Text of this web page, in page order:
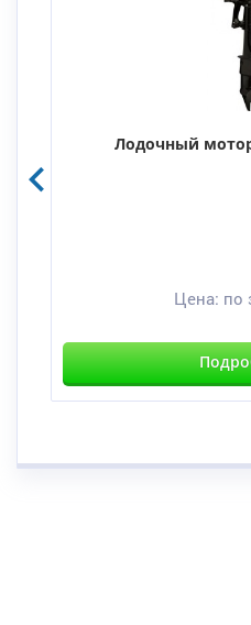
Лодочный
Цена: по